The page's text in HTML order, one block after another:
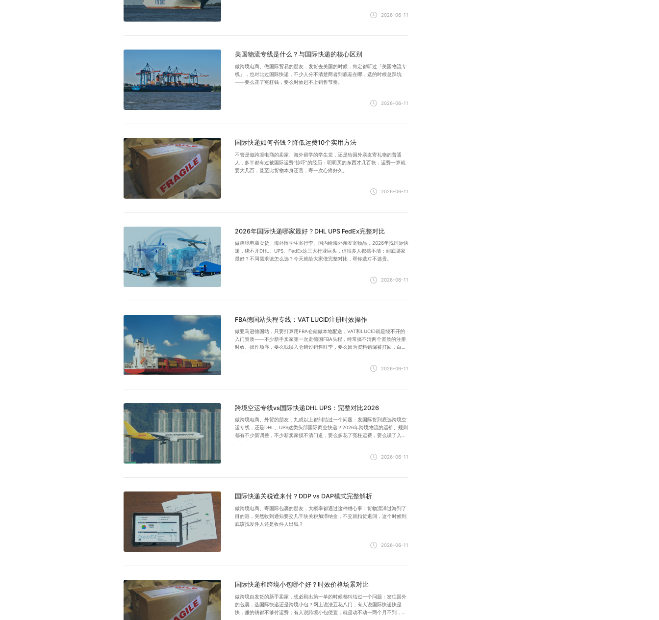
2026-06-11
美国物流专线是什么？与国际快递的核心区别
做跨境电商、做国际贸易的朋友，发货去美国的时候，肯定都听过「美国物流专
线」，也对比过国际快递，不少人分不清楚两者到底差在哪，选的时候总踩坑
——要么花了冤枉钱，要么时效赶不上销售节奏。
2026-06-11
国际快递如何省钱？降低运费10个实用方法
不管是做跨境电商的卖家、海外留学的学生党，还是给国外亲友寄礼物的普通
人，多半都有过被国际运费“惊吓”的经历：明明买的东西才几百块，运费一算就
要大几百，甚至比货物本身还贵，寄一次心疼好久。
2026-06-11
2026年国际快递哪家最好？DHL UPS FedEx完整对比
做跨境电商卖货、海外留学生寄行李、国内给海外亲友寄物品，2026年找国际快
递，绕不开DHL、UPS、FedEx这三大行业巨头，但很多人都搞不清：到底哪家
最好？不同需求该怎么选？今天就给大家做完整对比，帮你选对不选贵。
2026-06-11
FBA德国站头程专线：VAT LUCID注册时效操作
做亚马逊德国站，只要打算用FBA仓储做本地配送，VAT和LUCID就是绕不开的
入门资质——不少新手卖家第一次走德国FBA头程，经常搞不清两个资质的注册
时效、操作顺序，要么耽误入仓错过销售旺季，要么因为资料错漏被打回，白白
2026-06-11
跨境空运专线vs国际快递DHL UPS：完整对比2026
做跨境电商、外贸的朋友，九成以上都纠结过一个问题：发国际货到底选跨境空
运专线，还是DHL、UPS这类头部国际商业快递？2026年跨境物流的运价、规则
都有不少新调整，不少新卖家摸不清门道，要么多花了冤枉运费，要么误了入仓
2026-06-11
国际快递关税谁来付？DDP vs DAP模式完整解析
做跨境电商、寄国际包裹的朋友，大概率都遇过这种糟心事：货物漂洋过海到了
目的港，突然收到通知要交几千块关税加滞纳金，不交就扣货退回，这个时候到
底该找发件人还是收件人出钱？
2026-06-11
国际快递和跨境小包哪个好？时效价格场景对比
做跨境自发货的新手卖家，想必刚出第一单的时候都纠结过一个问题：发往国外
的包裹，选国际快递还是跨境小包？网上说法五花八门，有人说国际快递快是
快，赚的钱都不够付运费；有人说跨境小包便宜，就是动不动一两个月不到，丢